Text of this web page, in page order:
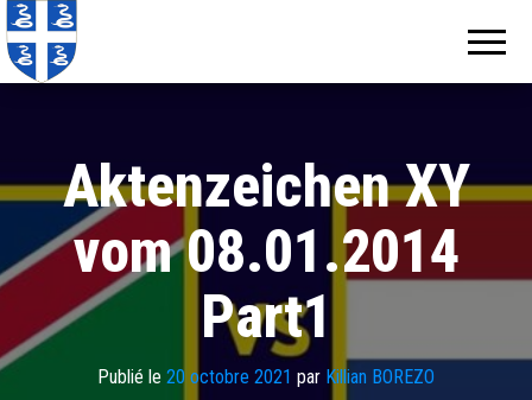
Aktenzeichen XY
vom 08.01.2014
Part1
Publié le 20 octobre 2021 par Killian BOREZO